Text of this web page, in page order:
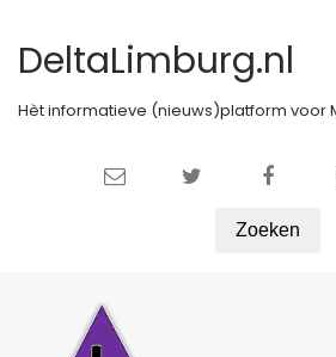
DeltaLimburg.nl
Hèt informatieve (nieuws)platform voor
Zoeken